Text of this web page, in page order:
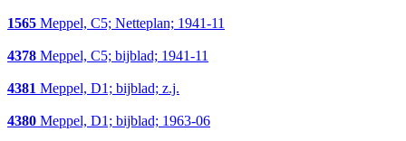
1565 Meppel, C5; Netteplan; 1941-11
4378 Meppel, C5; bijblad; 1941-11
4381 Meppel, D1; bijblad; z.j.
4380 Meppel, D1; bijblad; 1963-06